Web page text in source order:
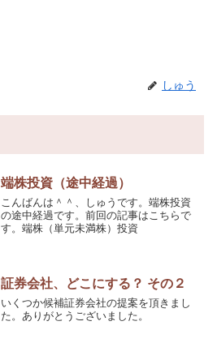
しゅう
端株投資（途中経過）
こんばんは＾＾、しゅうです。端株投資
の途中経過です。前回の記事はこちらで
す。端株（単元未満株）投資
証券会社、どこにする？ その２
いくつか候補証券会社の提案を頂きまし
た。ありがとうございました。